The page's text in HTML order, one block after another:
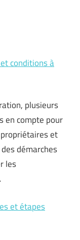
conditions à
plusieurs
en compte pour
et
démarches
les
et étapes